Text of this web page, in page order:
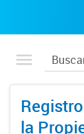
la